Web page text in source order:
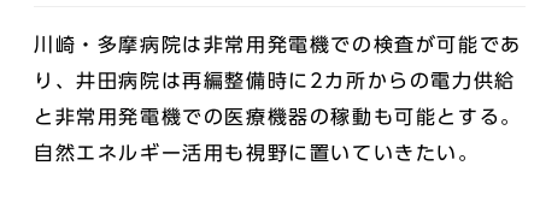
川崎・多摩病院は非常用発電機での検査が可能であ
り、井田病院は再編整備時に2カ所からの電力供給
と非常用発電機での医療機器の稼動も可能とする。
自然エネルギー活用も視野に置いていきたい。